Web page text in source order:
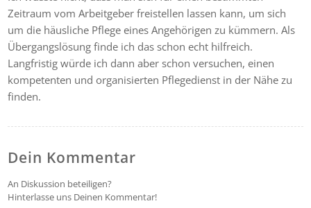
Zeitraum vom Arbeitgeber freistellen lassen kann, um sich
um die häusliche Pflege eines Angehörigen zu kümmern. Als
Übergangslösung finde ich das schon echt hilfreich.
Langfristig würde ich dann aber schon versuchen, einen
kompetenten und organisierten Pflegedienst in der Nähe zu
finden.
Dein Kommentar
An Diskussion beteiligen?
Hinterlasse uns Deinen Kommentar!